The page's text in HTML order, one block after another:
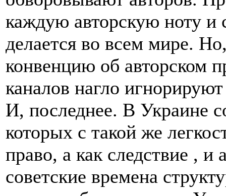
каждую авторскую ноту и
делается во всем мире.
конвенцию об авторском
каналов нагло
И, последнее. В Украине
которых с такой же
право, а как следствие , и
советские времена